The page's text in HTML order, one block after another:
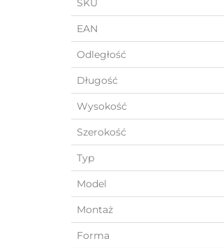
SKU
EAN
Odległość
Długość
Wysokość
Szerokość
Typ
Model
Montaż
Forma